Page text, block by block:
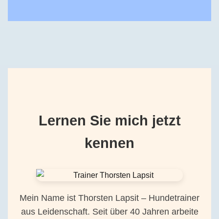
Lernen Sie mich jetzt
kennen
Mein Name ist Thorsten Lapsit – Hundetrainer
aus Leidenschaft. Seit über 40 Jahren arbeite